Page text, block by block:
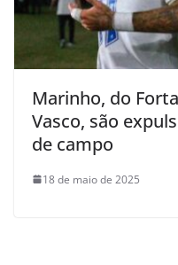
Marinho, do
Vasco, são
de campo
18 de maio de 2025